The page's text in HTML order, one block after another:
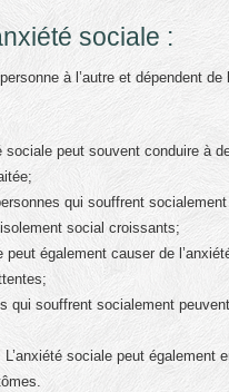
sociale :
à l’autre et dépendent
sociale peut souvent conduire à
qui souffrent
social croissants;
peut également causer de
qui souffrent socialement
sociale peut